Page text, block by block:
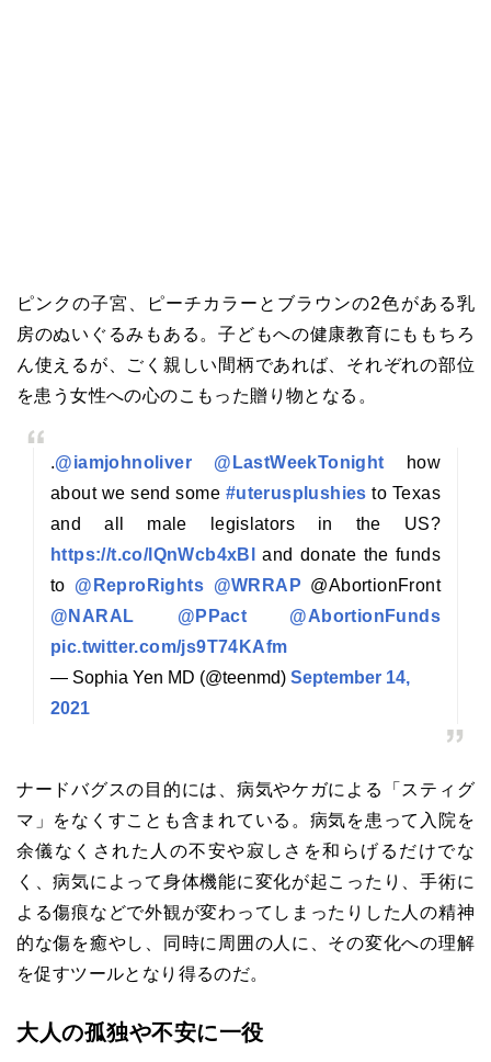
ピンクの子宮、ピーチカラーとブラウンの2色がある乳
房のぬいぐるみもある。子どもへの健康教育にももちろ
ん使えるが、ごく親しい間柄であれば、それぞれの部位
を患う女性への心のこもった贈り物となる。
.@iamjohnoliver @LastWeekTonight how
about we send some #uterusplushies to Texas
and all male legislators in the US?
https://t.co/lQnWcb4xBl
and donate the funds
to @ReproRights @WRRAP @AbortionFront
@NARAL
@PPact
@AbortionFunds
pic.twitter.com/js9T74KAfm
— Sophia Yen MD (@teenmd) September 14,
2021
ナードバグスの目的には、病気やケガによる「スティグ
マ」をなくすことも含まれている。病気を患って入院を
余儀なくされた人の不安や寂しさを和らげるだけでな
く、病気によって身体機能に変化が起こったり、手術に
よる傷痕などで外観が変わってしまったりした人の精神
的な傷を癒やし、同時に周囲の人に、その変化への理解
を促すツールとなり得るのだ。
大人の孤独や不安に一役